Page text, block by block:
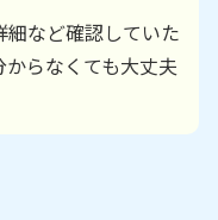
など確認していた
らなくても大丈夫